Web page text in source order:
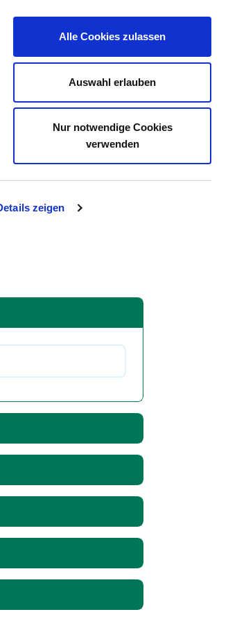
zeigen
Alle Cookies zulassen
Auswahl erlauben
Nur notwendige Cookies
verwenden
STELLENBÖRSE KONTAKT
[NOM]